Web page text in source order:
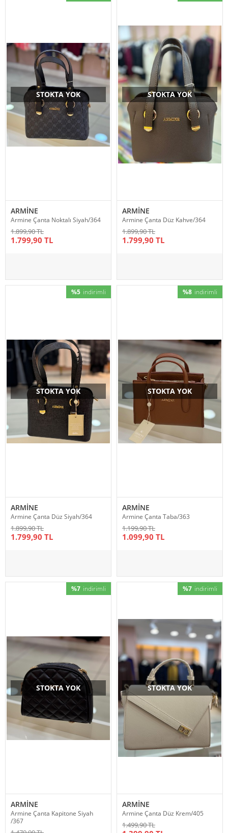
STOKTA YOK
ARMİNE
Armine Çanta Noktalı Siyah/364
1.899,90 TL
1.799,90 TL
STOKTA YOK
ARMİNE
Armine Çanta Düz Kahve/364
1.899,90 TL
1.799,90 TL
%5 indirimli
STOKTA YOK
ARMİNE
Armine Çanta Düz Siyah/364
1.899,90 TL
1.799,90 TL
%8 indirimli
STOKTA YOK
ARMİNE
Armine Çanta Taba/363
1.199,90 TL
1.099,90 TL
%7 indirimli
STOKTA YOK
ARMİNE
Armine Çanta Kapitone Siyah
/367
%7 indirimli
STOKTA YOK
ARMİNE
Armine Çanta Düz Krem/405
1.499,90 TL